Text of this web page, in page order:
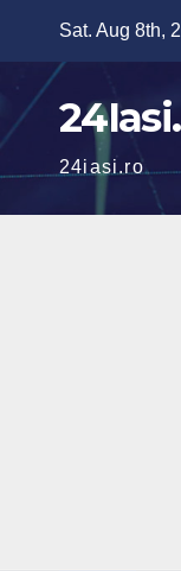
content
Sat. Aug 8th,
24iasi.ro